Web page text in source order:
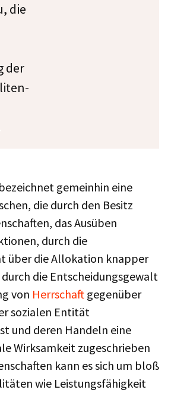
die
der
gemeinhin eine
die durch den Besitz
das Ausüben
durch die
über die Allokation knapper
durch die Entscheidungsgewalt
von Herrschaft gegenüber
sozialen Entität
und deren Handeln eine
Wirksamkeit zugeschrieben
kann es sich um bloß
wie Leistungsfähigkeit